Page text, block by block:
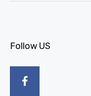
Follow US